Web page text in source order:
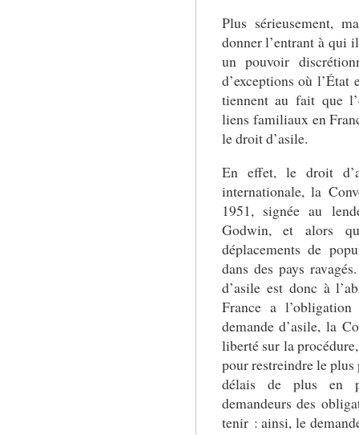
Plus sérieusement,
donner l’entrant à qui
un pouvoir
d’exceptions où
tiennent au fait que
liens familiaux en
le droit d’asile.
En effet, le droit
internationale, la
1951, signée au
Godwin, et alors
déplacements de
dans des pays
d’asile est donc à
France a
demande d’asile, la
liberté sur la
pour restreindre le
délais de plus en
demandeurs des
tenir : ainsi, le